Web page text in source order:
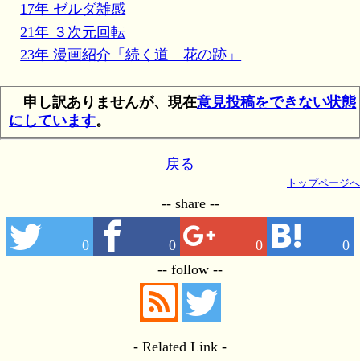
17年 ゼルダ雑感
21年 ３次元回転
23年 漫画紹介「続く道 花の跡」
申し訳ありませんが、現在意見投稿をできない状態
にしています。
戻る
トップページへ
-- share --
0 0 0 0
-- follow --
- Related Link -